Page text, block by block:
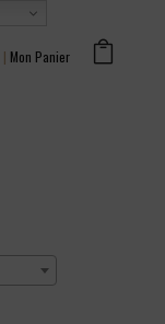
| Mon Panier